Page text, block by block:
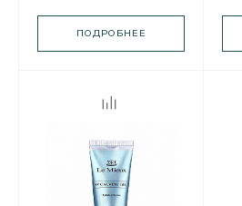
для лица
ПОДРОБНЕЕ